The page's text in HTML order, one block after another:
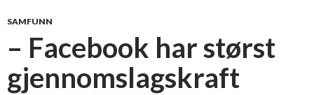
SAMFUNN
– Facebook har størst
gjennomslagskraft